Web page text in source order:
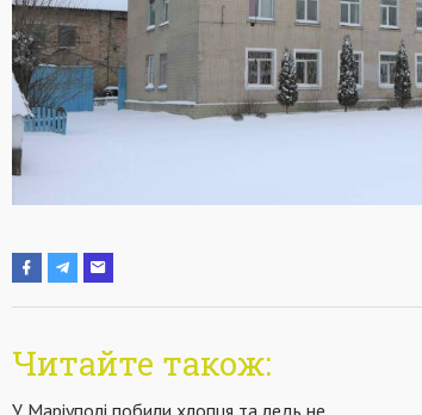
Читайте також: